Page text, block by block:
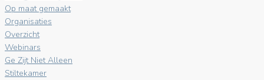
Op maat gemaakt
Organisaties
Overzicht
Webinars
Ge Zijt Niet Alleen
Stiltekamer